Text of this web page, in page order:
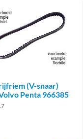
(V-snaar)
Penta 966385